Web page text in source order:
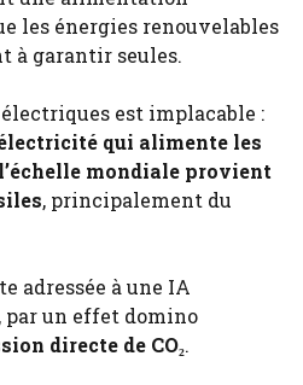
les énergies renouvelables
à garantir seules.
est implacable :
qui alimente les
mondiale provient
, principalement du
adressée à une IA
par un effet domino
directe de CO₂.